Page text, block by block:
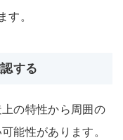
す。
する
の特性から周囲の
能性があります。